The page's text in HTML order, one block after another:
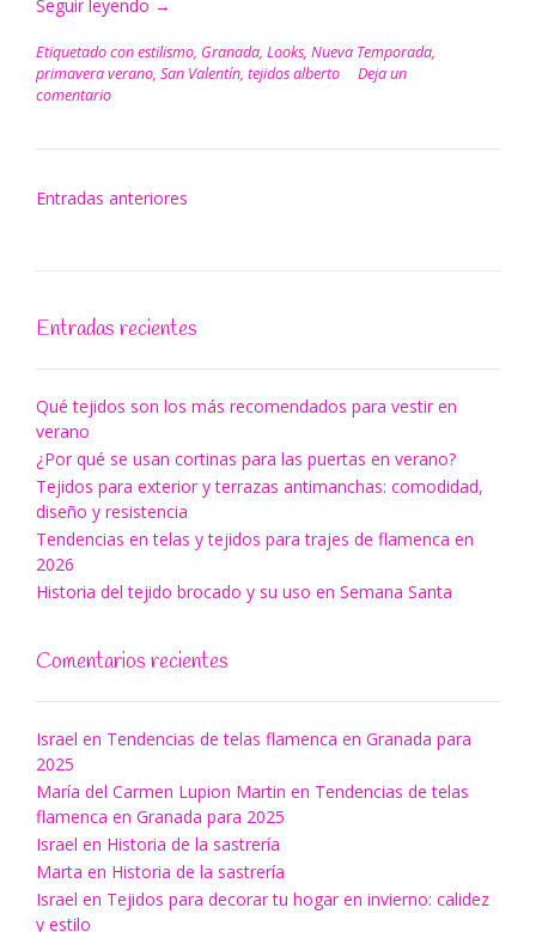
Seguir leyendo “Looks
en
San
→
Etiquetado conestilismo, Granada, Looks, Nueva Temporada,
primavera verano, San Valentín, tejidos alberto
Deja un
comentario
Navegación
Entradas anteriores
Entradas recientes
Qué tejidos son los más recomendados para vestir en
verano
¿Por qué se usan cortinas para las puertas en verano?
Tejidos para exterior y terrazas antimanchas: comodidad,
diseño y resistencia
Tendencias en telas y tejidos para trajes de flamenca en
2026
Historia del tejido brocado y su uso en Semana Santa
Comentarios recientes
Israel en Tendencias de telas flamenca en Granada para
2025
María del Carmen Lupion Martin en Tendencias de telas
flamenca en Granada para 2025
Israel en Historia de la sastrería
Marta en Historia de la sastrería
Israel en Tejidos para decorar tu hogar en invierno: calidez
y estilo